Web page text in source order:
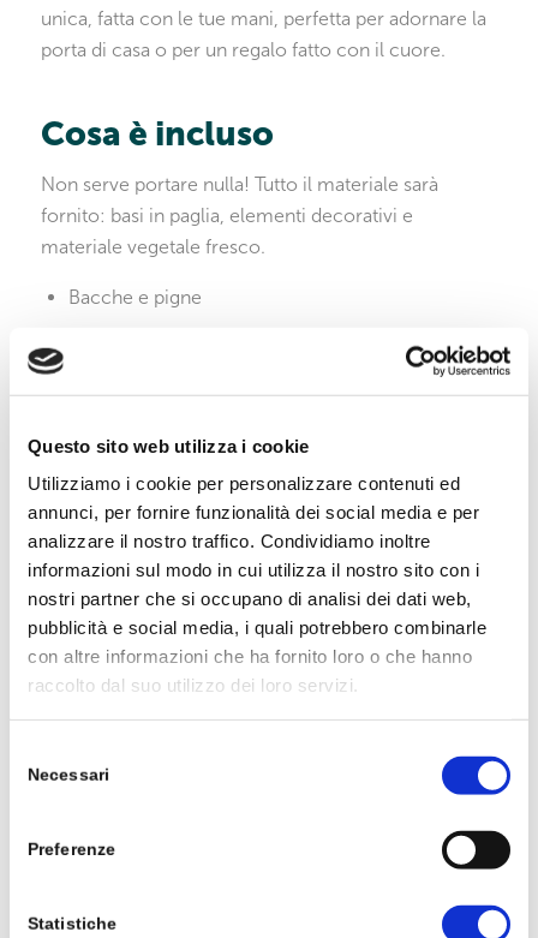
Questo sito web utilizza i cookie
Utilizziamo i cookie per personalizzare contenuti ed
annunci, per fornire funzionalità dei social media e per
analizzare il nostro traffico. Condividiamo inoltre
informazioni sul modo in cui utilizza il nostro sito con i
nostri partner che si occupano di analisi dei dati web,
pubblicità e social media, i quali potrebbero combinarle
con altre informazioni che ha fornito loro o che hanno
raccolto dal suo utilizzo dei loro servizi.
delNecessari
Preferenze
Statistiche
unica, fatta con le tue mani, perfetta per adornare la
porta di casa o per un regalo fatto con il cuore.
Cosa è incluso
Non serve portare nulla! Tutto il materiale sarà
fornito: basi in paglia, elementi decorativi e
materiale vegetale fresco.
Bacche e pigne
Date del corso
Sabato 29 novembre 2025 ore 10.00 – 12.00
domenica 7 dicembre 2025 ore 10.00 – 12.00
domenica 14 dicembre 2025 ore 10.00 – 12.00
Costi e iscrizioni
Chiusura iscrizioni:
3 giorni prima della data del
WhatsApp: